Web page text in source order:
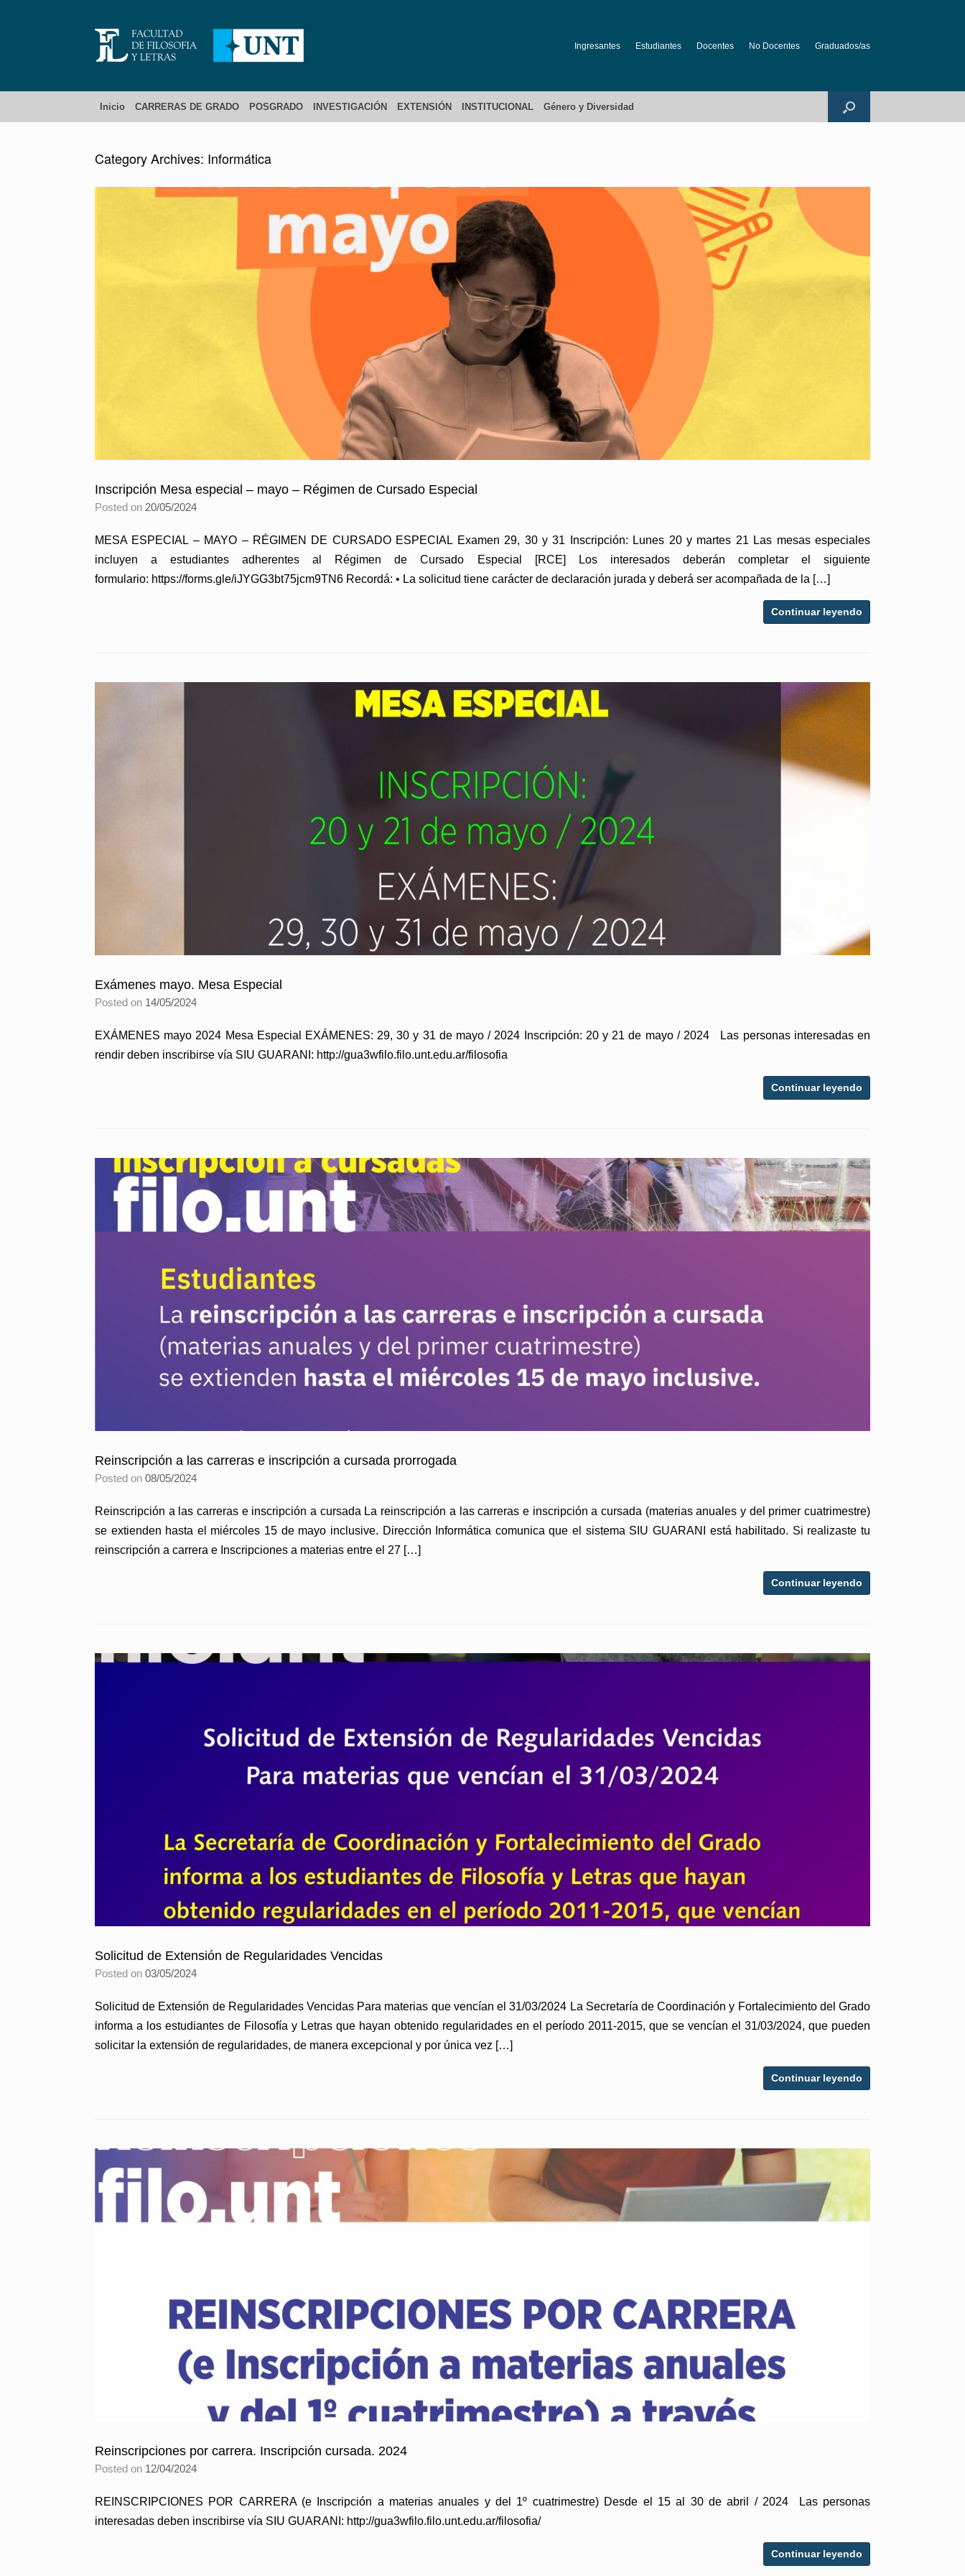
Ingresantes Estudiantes Docentes No Docentes Graduados/as
Inicio CARRERAS DE GRADO POSGRADO INVESTIGACIÓN EXTENSIÓN INSTITUCIONAL Género y Diversidad
Category Archives: Informática
Inscripción Mesa especial – mayo – Régimen de Cursado Especial
Posted on 20/05/2024
MESA ESPECIAL – MAYO – RÉGIMEN DE CURSADO ESPECIAL Examen 29, 30 y 31 Inscripción: Lunes 20 y martes 21 Las mesas especiales
incluyen a estudiantes adherentes al Régimen de Cursado Especial [RCE] Los interesados deberán completar el siguiente
formulario: https://forms.gle/iJYGG3bt75jcm9TN6 Recordá: • La solicitud tiene carácter de declaración jurada y deberá ser acompañada de la […]
Continuar leyendo
Exámenes mayo. Mesa Especial
Posted on 14/05/2024
EXÁMENES mayo 2024 Mesa Especial EXÁMENES: 29, 30 y 31 de mayo / 2024 Inscripción: 20 y 21 de mayo / 2024 Las personas interesadas en
rendir deben inscribirse vía SIU GUARANI: http://gua3wfilo.filo.unt.edu.ar/filosofia
Continuar leyendo
Reinscripción a las carreras e inscripción a cursada prorrogada
Posted on 08/05/2024
Reinscripción a las carreras e inscripción a cursada La reinscripción a las carreras e inscripción a cursada (materias anuales y del primer cuatrimestre)
se extienden hasta el miércoles 15 de mayo inclusive. Dirección Informática comunica que el sistema SIU GUARANI está habilitado. Si realizaste tu
reinscripción a carrera e Inscripciones a materias entre el 27 […]
Continuar leyendo
Solicitud de Extensión de Regularidades Vencidas
Posted on 03/05/2024
Solicitud de Extensión de Regularidades Vencidas Para materias que vencían el 31/03/2024 La Secretaría de Coordinación y Fortalecimiento del Grado
informa a los estudiantes de Filosofía y Letras que hayan obtenido regularidades en el período 2011-2015, que se vencían el 31/03/2024, que pueden
solicitar la extensión de regularidades, de manera excepcional y por única vez […]
Continuar leyendo
Reinscripciones por carrera. Inscripción cursada. 2024
Posted on 12/04/2024
REINSCRIPCIONES POR CARRERA (e Inscripción a materias anuales y del 1º cuatrimestre) Desde el 15 al 30 de abril / 2024 Las personas
interesadas deben inscribirse vía SIU GUARANI: http://gua3wfilo.filo.unt.edu.ar/filosofia/
Continuar leyendo